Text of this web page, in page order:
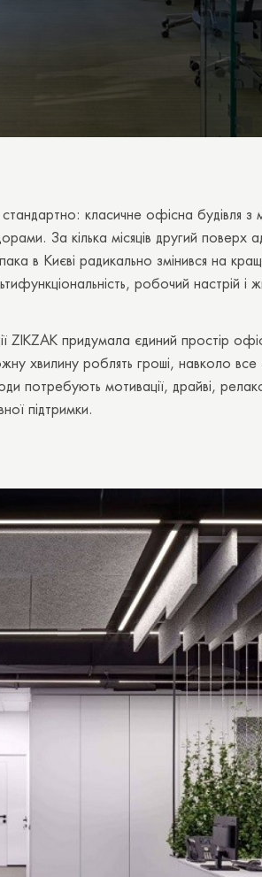
класичне офісна будівля з
За кілька місяців другий поверх
в Києві радикально змінився на
робочий настрій і
ZIKZAK придумала єдиний простір
хвилину роблять гроші, навколо все
потребують мотивації, драйві,
підтримки.